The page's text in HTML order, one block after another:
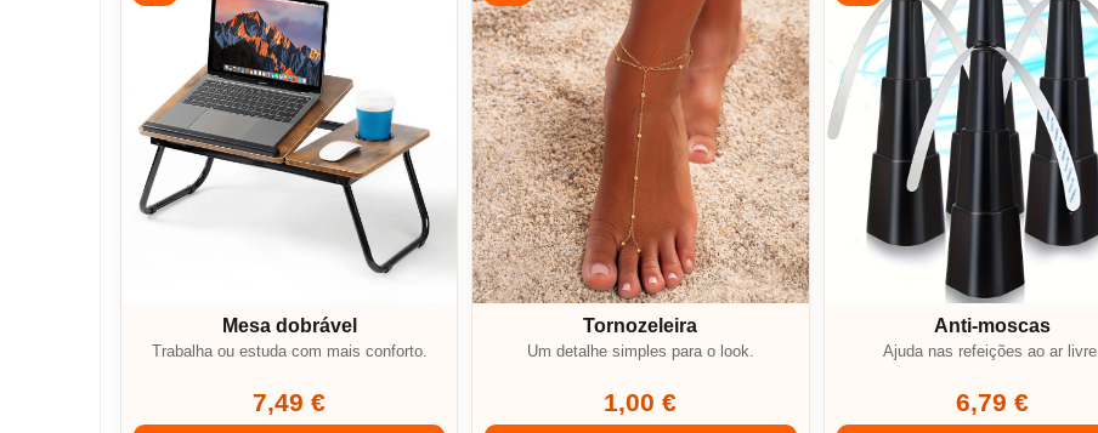
Mesa dobrável
Trabalha ou estuda com mais conforto.
7,49 €
Tornozeleira
Um detalhe simples para o look.
1,00 €
Anti-moscas
Ajuda nas refeições ao ar livre.
6,79 €